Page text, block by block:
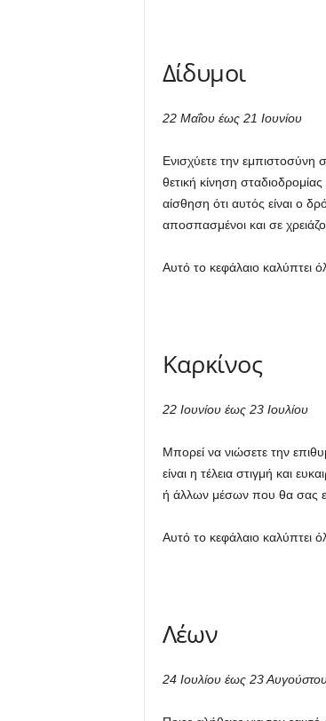
Δίδυμοι
22 Μαΐου έως 21 Ιουνίου
Ενισχύετε την εμπιστοσύνη
θετική κίνηση
αίσθηση ότι αυτός είναι ο
αποσπασμένοι και σε
Αυτό το κεφάλαιο καλύπτει
Καρκίνος
22 Ιουνίου έως 23 Ιουλίου
Μπορεί να νιώσετε την
είναι η τέλεια στιγμή και
ή άλλων μέσων που θα σας
Αυτό το κεφάλαιο καλύπτει
Λέων
24 Ιουλίου έως 23